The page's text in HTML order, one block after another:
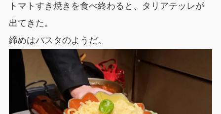
トマトすき焼きを食べ終わると、タリアテッレが
出てきた。
締めはパスタのようだ。